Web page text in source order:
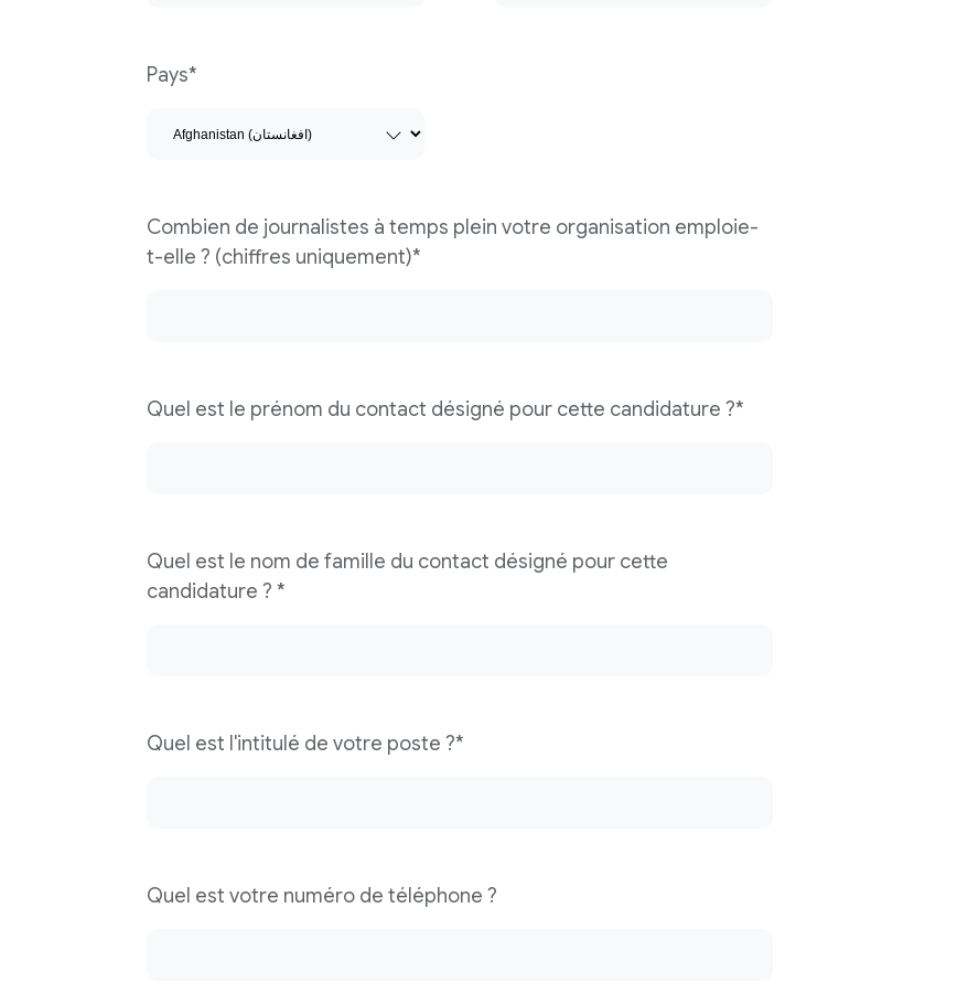
Pays*
Combien de journalistes à temps plein votre organisation emploie-
t-elle ? (chiffres uniquement)*
Quel est le prénom du contact désigné pour cette candidature ?*
Quel est le nom de famille du contact désigné pour cette
candidature ? *
Quel est l'intitulé de votre poste ?*
Quel est votre numéro de téléphone ?